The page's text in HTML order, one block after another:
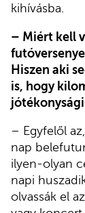
kihívásba.
– Miért kell
Hiszen aki
is, hogy
– Egyfelől
nap
ilyen-olyan
napi
olvassák el